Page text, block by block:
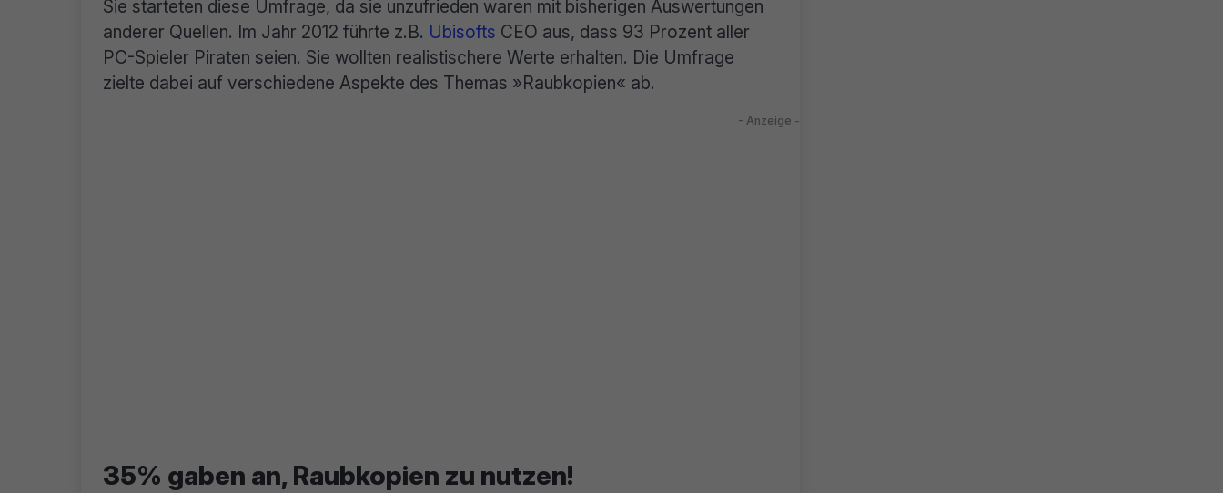
Sie starteten diese Umfrage, da sie unzufrieden waren mit bisherigen Auswertungen
anderer Quellen. Im Jahr 2012 führte z.B. Ubisofts CEO aus, dass 93 Prozent aller
PC-Spieler Piraten seien. Sie wollten realistischere Werte erhalten. Die Umfrage
zielte dabei auf verschiedene Aspekte des Themas »Raubkopien« ab.
35% gaben an, Raubkopien zu nutzen!